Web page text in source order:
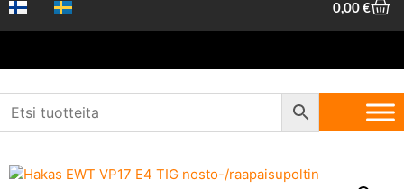
0,00€
Etusivu Koneet ja työkalut Hitsaustarvikkeet
/ Hakas